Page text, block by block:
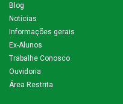
Blog
Notícias
Informações gerais
Ex-Alunos
Trabalhe Conosco
Ouvidoria
Área Restrita